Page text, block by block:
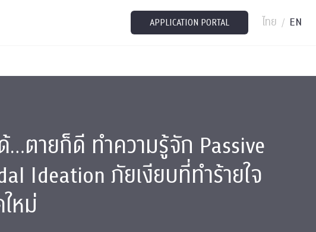
า
APPLICATION PORTAL ไทย / EN
…ตายก็ดี ทำความรู้จัก Passive
Ideation ภัยเงียบที่ทำร้ายใจ
หม่